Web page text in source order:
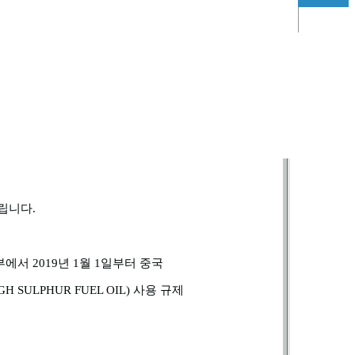
니다.
에서 2019년 1 월 1 일부터 중국
SULPHUR FUEL OIL) 사용 규제